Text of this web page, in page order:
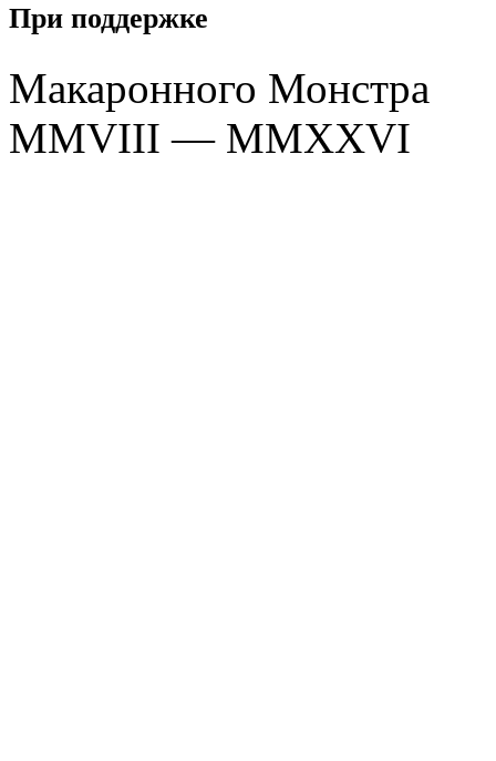
При поддержке
Макаронного Монстра
MMVIII — MMXXVI